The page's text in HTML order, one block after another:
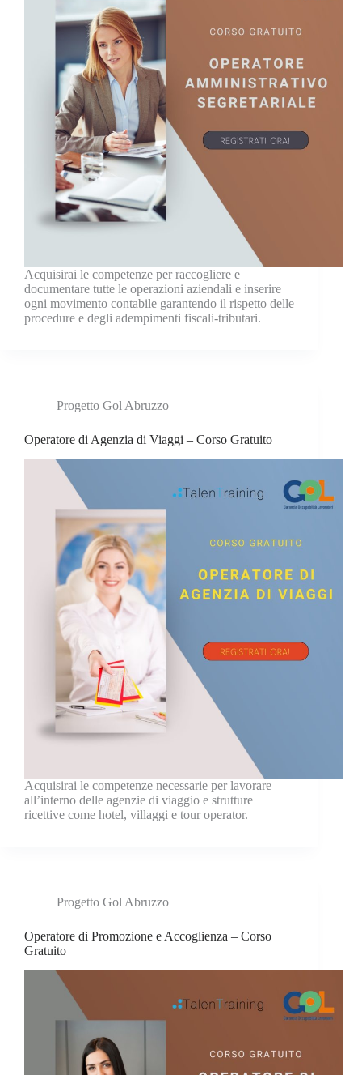
Acquisirai le competenze per raccogliere e
documentare tutte le operazioni aziendali e inserire
ogni movimento contabile garantendo il rispetto delle
procedure e degli adempimenti fiscali-tributari.
Progetto Gol Abruzzo
Operatore di Agenzia di Viaggi – Corso Gratuito
Acquisirai le competenze necessarie per lavorare
all’interno delle agenzie di viaggio e strutture
ricettive come hotel, villaggi e tour operator.
Progetto Gol Abruzzo
Operatore di Promozione e Accoglienza – Corso
Gratuito